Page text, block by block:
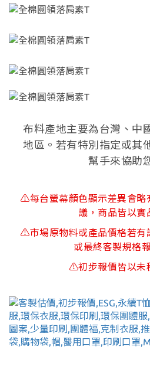
布料產地主要為台灣、中
地區。若有特別指定或其
幫手來協助
⚠每台螢幕顏色顯示差異會略
議，商品皆以實
⚠市場原物料或產品價格若有
或最終客製規格
⚠初步報價皆以未